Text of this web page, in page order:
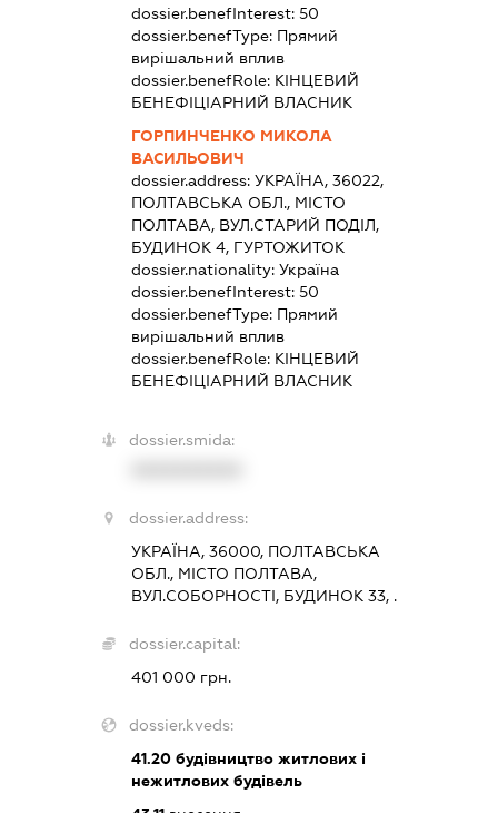
dossier.benefInterest: 50
dossier.benefType: Прямий
вирішальний вплив
dossier.benefRole: КІНЦЕВИЙ
БЕНЕФІЦІАРНИЙ ВЛАСНИК
ГОРПИНЧЕНКО МИКОЛА
ВАСИЛЬОВИЧ
dossier.address: УКРАЇНА, 36022,
ПОЛТАВСЬКА ОБЛ., МІСТО
ПОЛТАВА, ВУЛ.СТАРИЙ ПОДІЛ,
БУДИНОК 4, ГУРТОЖИТОК
dossier.nationality: Україна
dossier.benefInterest: 50
dossier.benefType: Прямий
вирішальний вплив
dossier.benefRole: КІНЦЕВИЙ
БЕНЕФІЦІАРНИЙ ВЛАСНИК
dossier.smida:
dossier.address:
УКРАЇНА, 36000, ПОЛТАВСЬКА
ОБЛ., МІСТО ПОЛТАВА,
ВУЛ.СОБОРНОСТІ, БУДИНОК 33, .
dossier.capital:
401 000 грн.
dossier.kveds:
41.20будівництво житлових і
нежитлових будівель